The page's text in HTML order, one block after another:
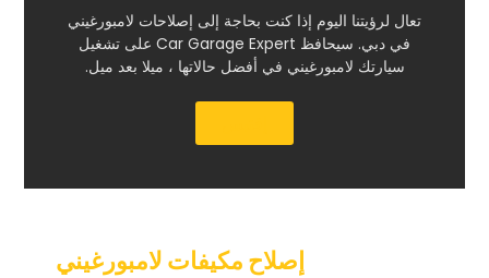
‏تعال لرؤيتنا اليوم إذا كنت بحاجة إلى إصلاحات لامبورغيني
في دبي. سيحافظ Car Garage Expert على تشغيل
سيارتك لامبورغيني في أفضل حالاتها ، ميلا بعد ميل.‏
‏إصلاح مكيفات لامبورغيني‏